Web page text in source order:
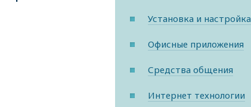
Установка и настройка
Офисные приложения
Средства общения
Интернет технологии